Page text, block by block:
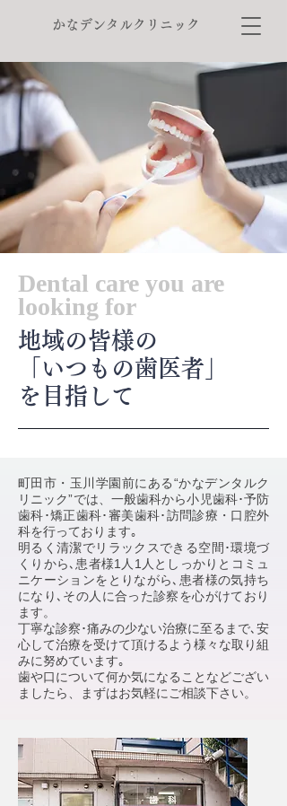
かなデンタルクリニック
Dental care you are
looking for
地域の皆様の
「いつもの歯医者」
を目指して
町田市・玉川学園前にある“かなデンタルク
リニック”では、一般歯科から小児歯科･予防
歯科･矯正歯科･審美歯科･訪問診療・口腔外
科を行っております｡
明るく清潔でリラックスできる空間･環境づ
くりから､患者様1人1人としっかりとコミュ
ニケーションをとりながら､患者様の気持ち
になり､その人に合った診察を心がけており
ます。
丁寧な診察･痛みの少ない治療に至るまで､安
心して治療を受けて頂けるよう様々な取り組
みに努めています｡
歯や口について何か気になることなどござい
ましたら、まずはお気軽にご相談下さい。